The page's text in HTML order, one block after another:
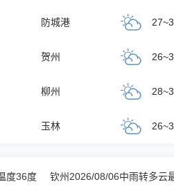
防城港
贺州
柳州
玉林
度36度 钦州2026/08/06中雨转多云